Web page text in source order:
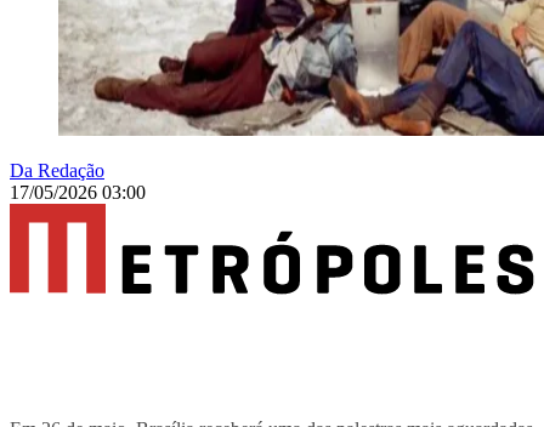
Da Redação
17/05/2026 03:00